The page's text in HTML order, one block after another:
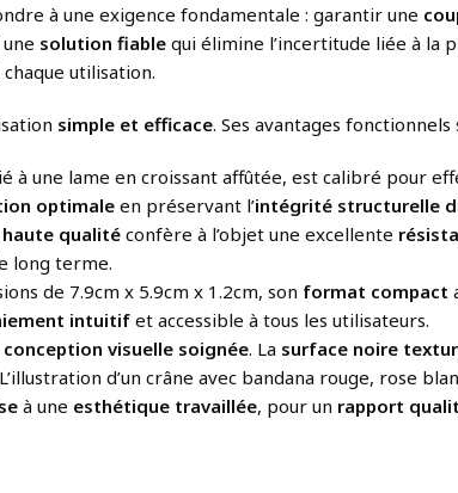
à une exigence fondamentale : garantir une
solution fiable qui élimine l’incertitude liée à la
chaque utilisation.
simple et efficace. Ses avantages fonctionnels
à une lame en croissant affûtée, est calibré pour
optimaleen préservant l’intégrité structurelle
qualitéconfère à l’objet une excellente
long terme.
de 7.9cm x 5.9cm x 1.2cm, son format compact
intuitif et accessible à tous les utilisateurs.
conception visuelle soignée. La surface noire
d’un crâne avec bandana rouge, rose
à une esthétique travaillée, pour un rapport